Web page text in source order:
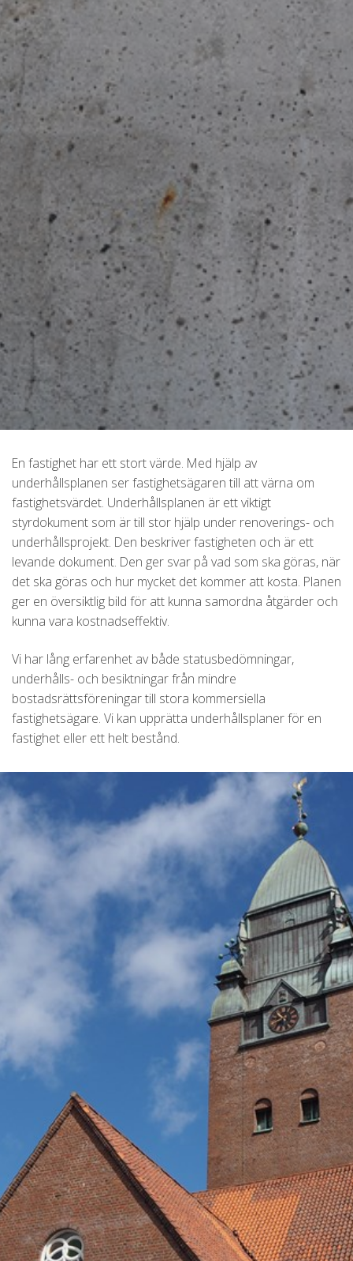
En fastighet har ett stort värde. Med hjälp av
underhållsplanen ser fastighetsägaren till att värna om
fastighetsvärdet. Underhållsplanen är ett viktigt
styrdokument som är till stor hjälp under renoverings- och
underhållsprojekt. Den beskriver fastigheten och är ett
levande dokument. Den ger svar på vad som ska göras, när
det ska göras och hur mycket det kommer att kosta. Planen
ger en översiktlig bild för att kunna samordna åtgärder och
kunna vara kostnadseffektiv.
Vi har lång erfarenhet av både statusbedömningar,
underhålls- och besiktningar från mindre
bostadsrättsföreningar till stora kommersiella
fastighetsägare. Vi kan upprätta underhållsplaner för en
fastighet eller ett helt bestånd.